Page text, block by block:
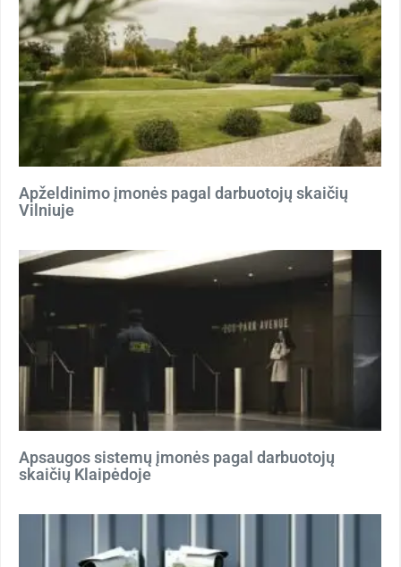
Apželdinimo įmonės pagal darbuotojų skaičių
Vilniuje
Apsaugos sistemų įmonės pagal darbuotojų
skaičių Klaipėdoje